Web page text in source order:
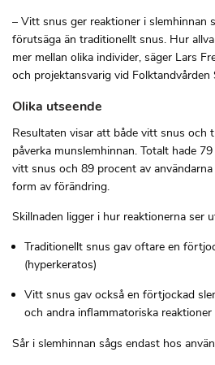
– Vitt snus ger reaktioner i slemhinnan
förutsäga än traditionellt snus. Hur
mer mellan olika individer, säger Lars
och projektansvarig vid Folktandvården
Olika utseende
Resultaten visar att både vitt snus och
påverka munslemhinnan. Totalt hade
vitt snus och 89 procent av
form av förändring.
Skillnaden ligger i hur reaktionerna ser
Traditionellt snus gav oftare en
(hyperkeratos)
Vitt snus gav också en förtjockad
och andra inflammatoriska reaktioner
Sår i slemhinnan sågs endast hos